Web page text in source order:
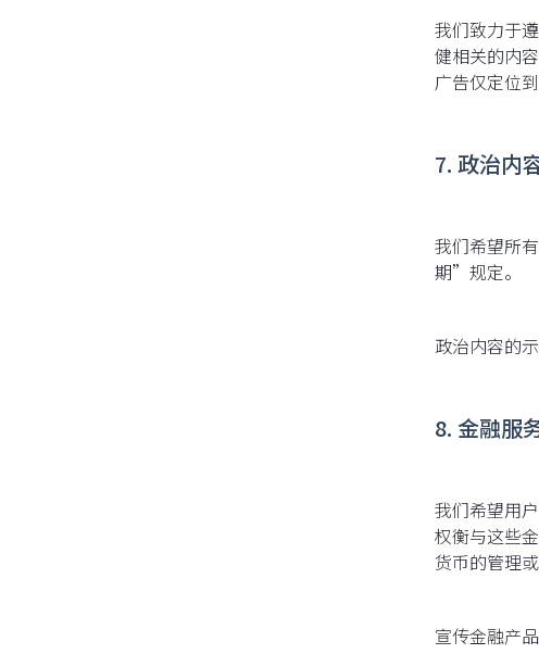
我们致力于
健相关的内
广告仅定位
7. 政治内
我们希望所
期”规定。
政治内容的
8. 金融服
我们希望用
权衡与这些
货币的管理
宣传金融产